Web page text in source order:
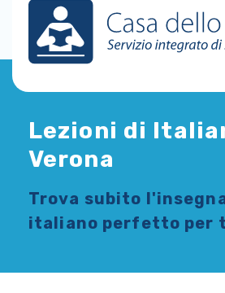
Lezioni di
Verona
Trova subito l'
italiano perfetto per